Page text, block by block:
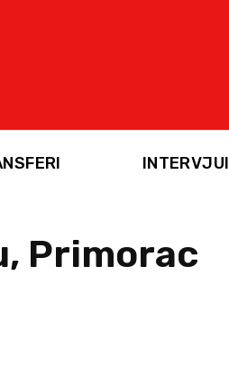
INTERVJUI
Primorac